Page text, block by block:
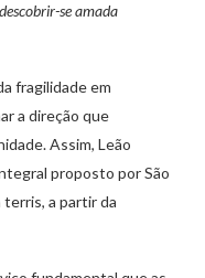
se amada
fragilidade em
a direção que
Assim, Leão
proposto por São
terris, a partir da